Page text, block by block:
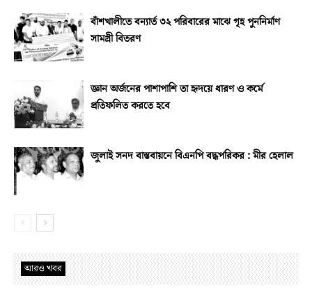
বাঁশখালীতে বন্যার্ত ৩২ পরিবারের মাঝে গৃহ পুননির্মাণ
সামগ্রী বিতরণ
জ্ঞান অর্জনের পাশাপাশি তা হৃদয়ে ধারণ ও কর্মে
প্রতিফলিত করতে হবে
জুলাই সনদ বাস্তবায়নে বিএনপি বদ্ধপরিকর : মীর হেলাল
আরও খবর